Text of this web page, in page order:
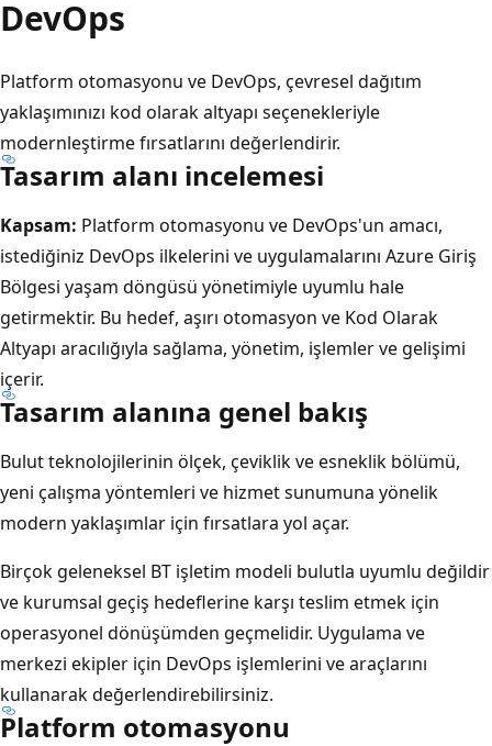
DevOps
Platform otomasyonu ve DevOps, çevresel dağıtım
yaklaşımınızı kod olarak altyapı seçenekleriyle
modernleştirme fırsatlarını değerlendirir.
Tasarım alanı incelemesi
Kapsam: Platform otomasyonu ve DevOps'un amacı,
istediğiniz DevOps ilkelerini ve uygulamalarını Azure Giriş
Bölgesi yaşam döngüsü yönetimiyle uyumlu hale
getirmektir. Bu hedef, aşırı otomasyon ve Kod Olarak
Altyapı aracılığıyla sağlama, yönetim, işlemler ve gelişimi
içerir.
Tasarım alanına genel bakış
Bulut teknolojilerinin ölçek, çeviklik ve esneklik bölümü,
yeni çalışma yöntemleri ve hizmet sunumuna yönelik
modern yaklaşımlar için fırsatlara yol açar.
Birçok geleneksel BT işletim modeli bulutla uyumlu değildir
ve kurumsal geçiş hedeflerine karşı teslim etmek için
operasyonel dönüşümden geçmelidir. Uygulama ve
merkezi ekipler için DevOps işlemlerini ve araçlarını
kullanarak değerlendirebilirsiniz.
Platform otomasyonu